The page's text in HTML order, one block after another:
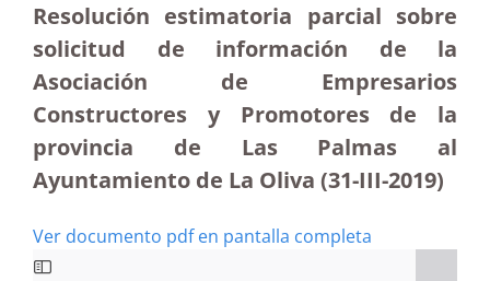
Resolución estimatoria parcial sobre
solicitud de información de la
Asociación de Empresarios
Constructores y Promotores de la
provincia de Las Palmas al
Ayuntamiento de La Oliva (31-III-2019)
Ver documento pdf en pantalla completa